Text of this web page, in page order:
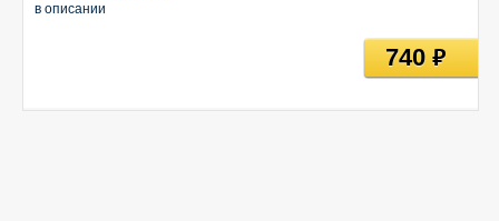
в описании
740руб